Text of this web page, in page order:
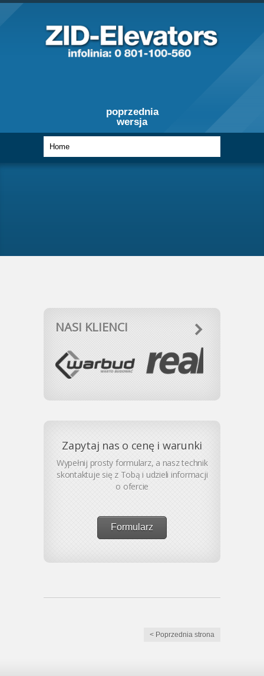
poprzednia
wersja
NASI KLIENCI
Zapytaj nas o cenę i warunki
Wypełnij prosty formularz, a nasz technik
skontaktuje się z Tobą i udzieli informacji
o ofercie
Formularz
< Poprzednia strona